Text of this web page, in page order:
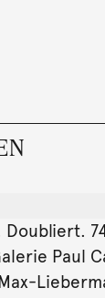
Doubliert.
Paul